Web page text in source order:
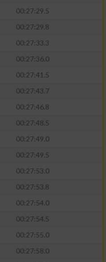
00:27:29.5
00:27:29.8
00:27:33.3
00:27:36.0
00:27:41.5
00:27:43.7
00:27:46.8
00:27:48.5
00:27:49.0
00:27:49.5
00:27:53.0
00:27:53.8
00:27:54.0
00:27:54.5
00:27:55.0
00:27:58.0